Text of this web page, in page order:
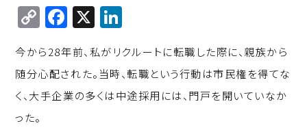
C
o
p
y
Li
F
a
c
e
b
X
k
e
d
今から28年前、私がリクルートに転職した際に、親族から
随分心配された。当時、転職という行動は市民権を得てな
く、大手企業の多くは中途採用には、門戸を開いていなか
った。